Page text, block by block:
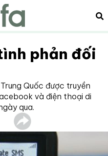
phản đối
Quốc được truyền
và điện thoại di
qua.